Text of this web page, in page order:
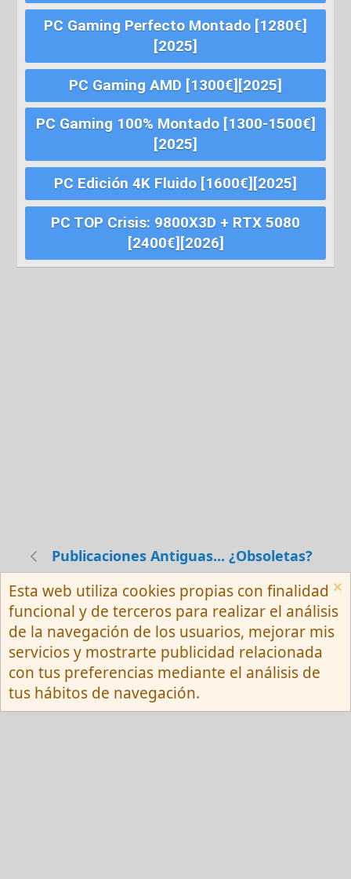
PC Gaming Perfecto Montado [1280€]
[2025]
PC Gaming AMD [1300€][2025]
PC Gaming 100% Montado [1300-1500€]
[2025]
PC Edición 4K Fluido [1600€][2025]
PC TOP Crisis: 9800X3D + RTX 5080
[2400€][2026]
Publicaciones Antiguas... ¿Obsoletas?
Español (Neutro) Tu
Contactarnos
Términos y reglas
Privacy policy
Ayuda
R
S
S
Community platform by XenForo ® © 2010-
2026 XenForo Ltd.
Esta web utiliza cookies propias con finalidad
funcional y de terceros para realizar el análisis
de la navegación de los usuarios, mejorar mis
servicios y mostrarte publicidad relacionada
con tus preferencias mediante el análisis de
tus hábitos de navegación.